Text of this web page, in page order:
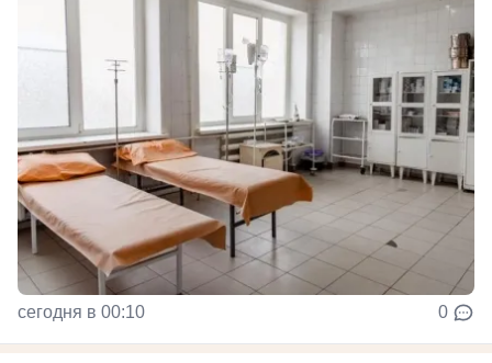
сегодня в 00:10 0